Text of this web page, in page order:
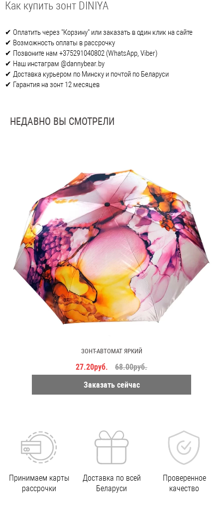
Как купить зонт DINIYA
✔ Оплатить через "Корзину" или заказать в один клик на сайте
✔ Возможность оплаты в рассрочку
✔ Позвоните нам +375291040802 (WhatsApp, Viber)
✔ Наш инстаграм @dannybear.by
✔ Доставка курьером по Минску и почтой по Беларуси
✔ Гарантия на зонт 12 месяцев
НЕДАВНО ВЫ СМОТРЕЛИ
ЗОНТ-АВТОМАТ ЯРКИЙ
27.20руб.
68.00руб.
Заказать сейчас
Принимаем карты
рассрочки
Доставка по всей
Беларуси
Проверенное
качество